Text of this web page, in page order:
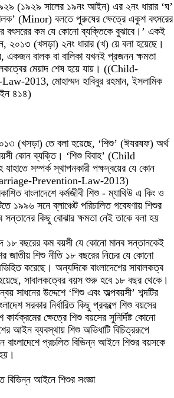
(১৯২৯ সালের ১৯নং আইন) এর ২নং ধারার ‘ঘ’
(Minor) বলতে পুরুষের ক্ষেত্রে একুশ বৎসরের
বৎসরের কম যে কোনো ব্যক্তিকে বুঝাবে।’ একই
২০১৩ (খসড়া) ২নং ধারার (খ) য়ে বলা হয়েছে।
একজন বালক বা বালিকা যখনই প্রজনন ক্ষমতা
মেয়াদ শেষ হয়ে যায়। ((Child-
2013, মোহাম্মদ হাবিবুর রহমান, ইসলামিক
৪১৪)
(খসড়া) তে বলা হয়েছে, ‘শিশু’ (ঈযরষফ) অর্থ
কোন ব্যক্তি। ‘শিশু বিবাহ’ (Child
সম্পর্ক স্থাপনকারী পক্ষদ্বয়ের যে কোন
Prevention-Law-2013)
বাংলাদেশে কর্মজীবী শিশু - ম্যাথিউ এ কিং ও
১৯৯৬ সনে ব্লাঞ্চেট পরিচালিত গবেষণায় শিশুর
সন্তানের কিছু বোঝার ক্ষমতা নেই তাকে বলা হয়
১৮ বছরের কম বয়সী যে কোনো মানব সন্তানকেই
জাতীয় শিশু নীতি ১৮ বছরের নিচের যে কোনো
করেছে। অন্যদিকে বাংলাদেশের সাবালকত্ব
সাবালকত্বের বয়স শুরু হবে ১৮ বছর থেকে।
সাধনের উদ্দেশে ‘শিশু এবং অল্পবয়সী’ শব্দটির
সরকার নির্ধারিত কিছু প্রকল্পে শিশু বয়সের
ক্ষেত্রে শিশু বয়সের সুনির্দিষ্ট কোনো
আইন ব্যবস্থায় শিশু অভিধাটি বিচিত্ররূপে
বাংলাদেশে প্রচলিত বিভিন্ন আইনে শিশুর বয়সকে
বিভিন্ন আইনে শিশুর সংজ্ঞা